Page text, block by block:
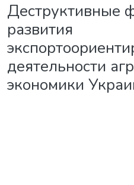
Деструктивные
развития
деятельности
экономики